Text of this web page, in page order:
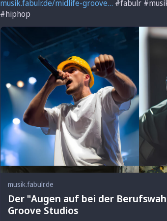
musik.fabulr.de/midlife-groove #fabulr #
#hiphop
musik.fabulr.de
Der "Augen auf bei der
Groove Studios